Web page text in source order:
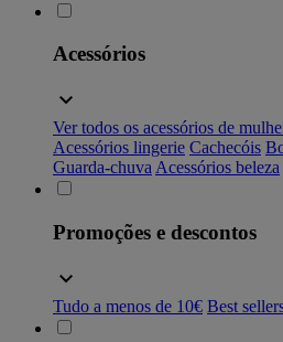
Acessórios
Ver todos os acessórios de
Acessórios lingerie Cachecóis
Guarda-chuva Acessórios beleza
Promoções e descontos
Tudo a menos de 10€ Best